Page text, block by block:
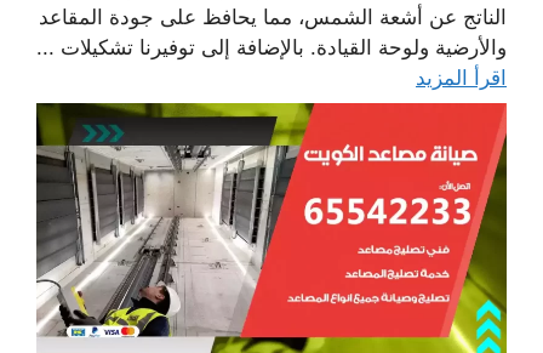
الناتج عن أشعة الشمس، مما يحافظ على جودة المقاعد
والأرضية ولوحة القيادة. بالإضافة إلى توفيرنا تشكيلات ...
اقرأ المزيد